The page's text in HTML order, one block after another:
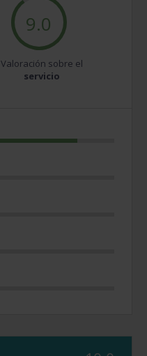
9.0
Valoración sobre el
servicio